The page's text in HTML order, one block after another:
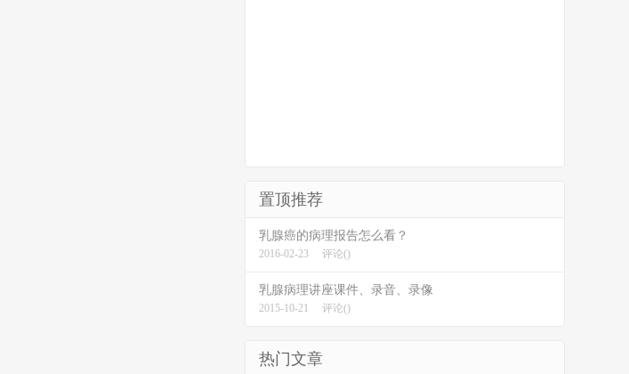
置顶推荐
乳腺癌的病理报告怎么看？
2016-02-23 评论()
乳腺病理讲座课件、录音、录像
2015-10-21 评论()
热门文章